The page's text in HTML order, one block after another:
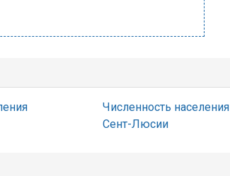
Численность населения
Сент-Люсии